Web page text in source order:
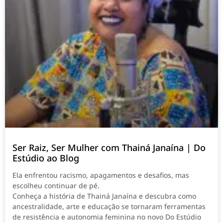
Ser Raiz, Ser Mulher com Thainá Janaína | Do
Estúdio ao Blog
Ela enfrentou racismo, apagamentos e desafios, mas
escolheu continuar de pé.
Conheça a história de Thainá Janaína e descubra como
ancestralidade, arte e educação se tornaram ferramentas
de resistência e autonomia feminina no novo Do Estúdio